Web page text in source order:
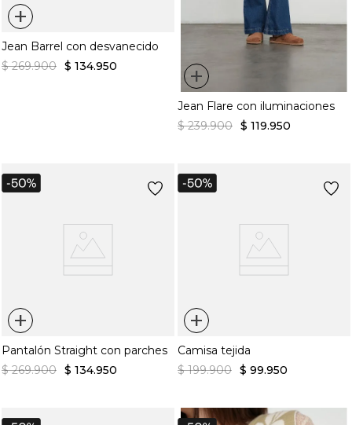
+
Jean Barrel con desvanecido
$ 269.900 $ 134.950 +
Jean Flare con iluminaciones
$ 239.900 $ 119.950
+
Pantalón Straight con parches
$ 269.900 $ 134.950
+
Camisa tejida
$ 199.900 $ 99.950